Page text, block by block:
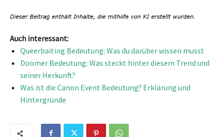
Auch interessant:
Queerbaiting Bedeutung: Was du darüber wissen musst
Doomer Bedeutung: Was steckt hinter diesem Trend und
seiner Herkunft?
Was ist die Canon Event Bedeutung? Erklärung und
Hintergründe